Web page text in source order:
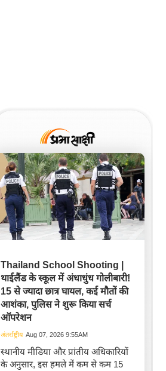
Thailand School Shooting |
थाईलैंड के स्कूल में अंधाधुंध गोलीबारी!
15 से ज्यादा छात्र घायल, कई मौतों की
आशंका, पुलिस ने शुरू किया सर्च
ऑपरेशन
अंतर्राष्ट्रीय Aug 07, 2026 9:55AM
स्थानीय मीडिया और प्रांतीय अधिकारियों
के अनुसार, इस हमले में कम से कम 15